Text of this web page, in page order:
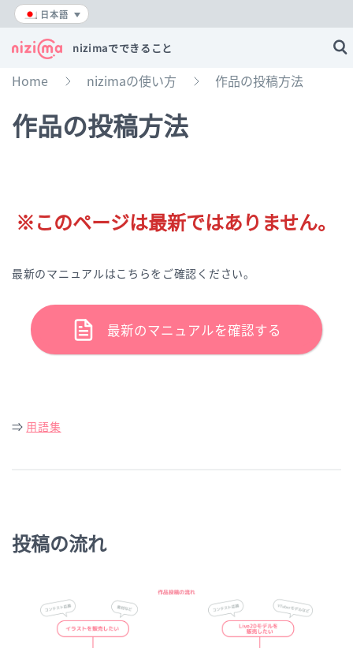
日本語
nizimaでできること
Home nizimaの使い方 作品の投稿方法
作品の投稿方法
※このページは最新ではありません。
最新のマニュアルはこちらをご確認ください。
最新のマニュアルを確認する
⇒ 用語集
投稿の流れ